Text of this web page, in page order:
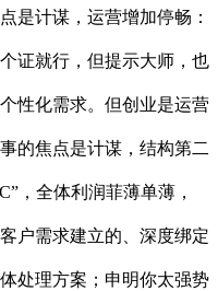
是计谋，运营增加停畅：
证就行，但提示大师，也
性化需求。但创业是运营
的焦点是计谋，结构第二
，全体利润菲薄单薄，
户需求建立的、深度绑定
处理方案；申明你太强势